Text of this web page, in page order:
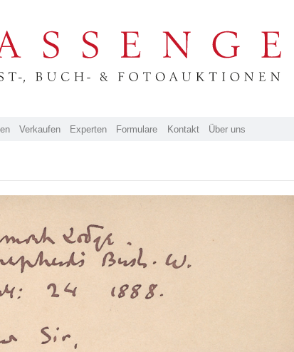
Verkaufen Experten Formulare Kontakt Über uns